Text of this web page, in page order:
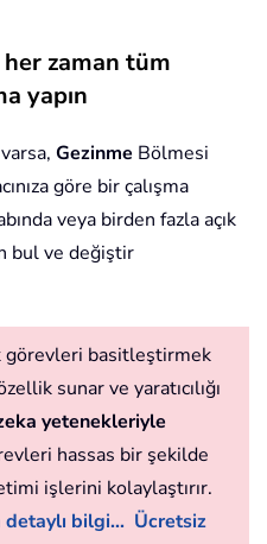
zaman tüm
yapın
Gezinme Bölmesi
göre bir çalışma
veya birden fazla açık
bul ve değiştir
görevleri basitleştirmek
sunar ve yaratıcılığı
yetenekleriyle
hassas bir şekilde
işlerini kolaylaştırır.
bilgi... Ücretsiz